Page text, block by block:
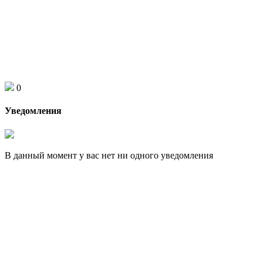
0
Уведомления
В данный момент у вас нет ни одного уведомления